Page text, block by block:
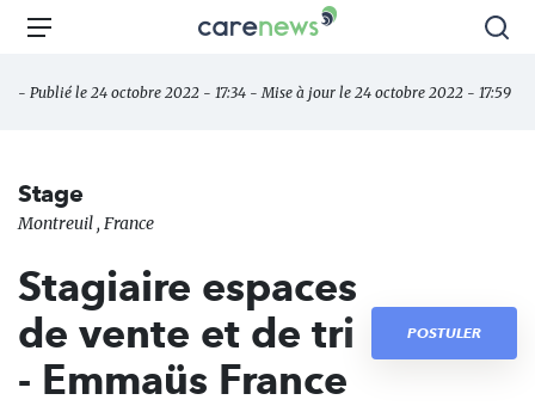
Aller
principal
Carenews,
des
Menu
- Publié le 24 octobre 2022 - 17:34 - Mise à jour le 24 octobre 2022 - 17:59
Stage
Montreuil , France
Stagiaire espaces
de vente et de tri
- Emmaüs France
POSTULER